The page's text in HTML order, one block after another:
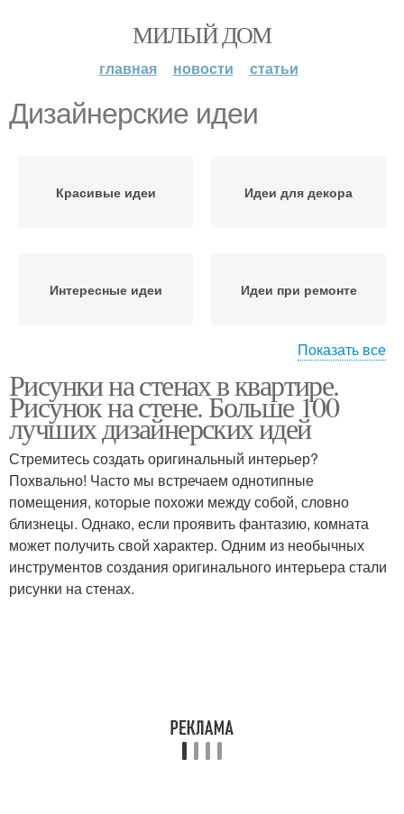
МИЛЫЙ ДОМ
главная новости статьи
Дизайнерские идеи
Красивые идеи Идеи для декора
Интересные идеи Идеи при ремонте
Идеи для ремонта
Показать все
Рисунки на стенах в квартире.
Рисунок на стене. Больше 100
лучших дизайнерских идей
Стремитесь создать оригинальный интерьер?
Похвально! Часто мы встречаем однотипные
помещения, которые похожи между собой, словно
близнецы. Однако, если проявить фантазию, комната
может получить свой характер. Одним из необычных
инструментов создания оригинального интерьера стали
рисунки на стенах.